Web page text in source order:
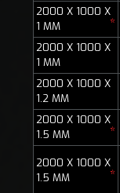
2000 X 1000 X
1 MM
*
2000 X 1000 X
1 MM
2000 X 1000 X
1.2 MM
2000 X 1000 X
1.5 MM
*
2000 X 1000 X
1.5 MM
*